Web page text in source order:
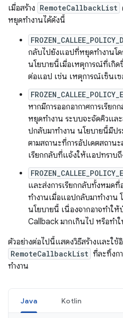
เมื่อสร้าง RemoteCallbackList
หยุดทำงานได้ดังนี้
กลับไปยังแอปที่หยุดทำงานโ
นโยบายนี้เมื่อเหตุการณ์ที่เกิ
ต่อแอป เช่น เหตุการณ์เซ็นเ
หากมีการออกอากาศการเรีย
หยุดทำงาน ระบบจะจัดคิวและ
ปกลับมาทำงาน นโยบายนี้มีป
ตามสถานะที่การอัปเดตสถาน
เรียกกลับที่แจ้งให้แอปทราบ
และส่งการเรียกกลับทั้งหมด
ทำงานเมื่อแอปกลับมาทำงาน
นโยบายนี้ เนื่องจากอาจทำใ
Callback มากเกินไป หรือทำ
ตัวอย่างต่อไปนี้แสดงวิธีสร้างและใ
RemoteCallbackList ที่ละทิ้งก
ทำงาน
Java Kotlin